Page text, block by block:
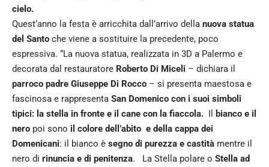
cielo.
Quest’anno la festa è arricchita dall’arrivo della nuova statua
del Santo che viene a sostituire la precedente, poco
espressiva. “La nuova statua, realizzata in 3D a Palermo e
decorata dal restauratore Roberto Di Miceli – dichiara il
parroco padre Giuseppe Di Rocco – si presenta maestosa e
fascinosa e rappresenta San Domenico con i suoi simboli
tipici: la stella in fronte e il cane con la fiaccola. Il
bianco e il
nero poi sono il colore dell’abito e della cappa dei
Domenicani: il bianco è segno di purezza e castità mentre il
nero di rinuncia e di penitenza. La Stella polare o Stella ad